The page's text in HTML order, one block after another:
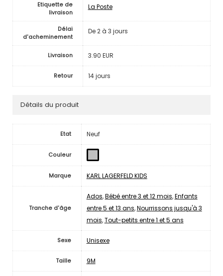
Etiquette de
livraison
La Poste
Délai
d'acheminement
De 2 à 3 jours
Livraison 3.90 EUR
Retour 14 jours
Détails du produit
Etat Neuf
Couleur
Marque KARL LAGERFELD KIDS
Tranche d'âge
Ados,Bébé entre 3 et 12 mois,Enfants
entre 5 et 13 ans,Nourrissons jusqu'à 3
mois,Tout-petits entre 1 et 5 ans
Sexe Unisexe
Taille 9M